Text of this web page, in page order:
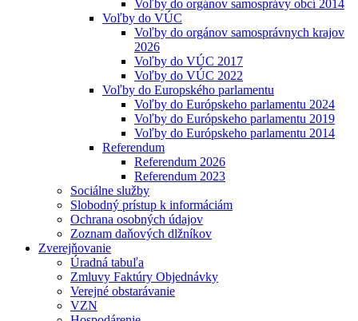
Voľby do orgánov samosprávy obcí 2014
Voľby do VÚC
Voľby do orgánov samosprávnych krajov
2026
Voľby do VÚC 2017
Voľby do VÚC 2022
Voľby do Europského parlamentu
Voľby do Európskeho parlamentu 2024
Voľby do Európskeho parlamentu 2019
Voľby do Európskeho parlamentu 2014
Referendum
Referendum 2026
Referendum 2023
Sociálne služby
Slobodný prístup k informáciám
Ochrana osobných údajov
Zoznam daňových dlžníkov
Zverejňovanie
Úradná tabuľa
Zmluvy Faktúry Objednávky
Verejné obstarávanie
VZN